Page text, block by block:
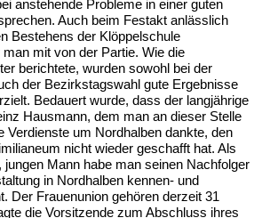
anstehende Probleme in einer guten
Auch beim Festakt anlässlich
Bestehens der Klöppelschule
mit von der Partie. Wie die
berichtete, wurden sowohl bei der
der Bezirkstagswahl gute Ergebnisse
Bedauert wurde, dass der langjährige
Hausmann, dem man an dieser Stelle
Verdienste um Nordhalben dankte, den
nicht wieder geschafft hat. Als
jungen Mann habe man seinen Nachfolger
in Nordhalben kennen- und
Der Frauenunion gehören derzeit 31
die Vorsitzende zum Abschluss ihres